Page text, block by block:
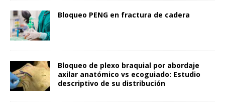
Bloqueo PENG en fractura de cadera
Bloqueo de plexo braquial por abordaje
axilar anatómico vs ecoguiado: Estudio
descriptivo de su distribución